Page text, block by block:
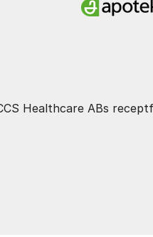
Healthcare ABs